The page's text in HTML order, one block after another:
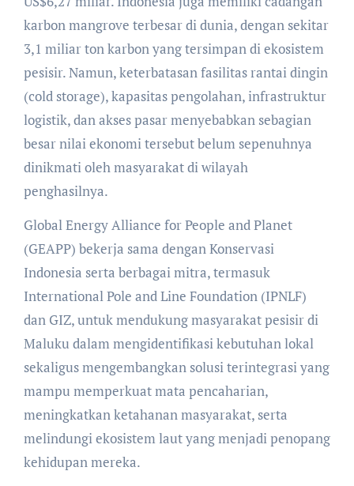
karbon mangrove terbesar di dunia, dengan sekitar
3,1 miliar ton karbon yang tersimpan di ekosistem
pesisir. Namun, keterbatasan fasilitas rantai dingin
(cold storage), kapasitas pengolahan, infrastruktur
logistik, dan akses pasar menyebabkan sebagian
besar nilai ekonomi tersebut belum sepenuhnya
dinikmati oleh masyarakat di wilayah
penghasilnya.
Global Energy Alliance for People and Planet
(GEAPP) bekerja sama dengan Konservasi
Indonesia serta berbagai mitra, termasuk
International Pole and Line Foundation (IPNLF)
dan GIZ, untuk mendukung masyarakat pesisir di
Maluku dalam mengidentifikasi kebutuhan lokal
sekaligus mengembangkan solusi terintegrasi yang
mampu memperkuat mata pencaharian,
meningkatkan ketahanan masyarakat, serta
melindungi ekosistem laut yang menjadi penopang
kehidupan mereka.